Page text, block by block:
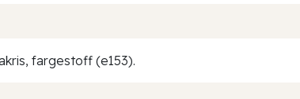
fargestoff (e153).